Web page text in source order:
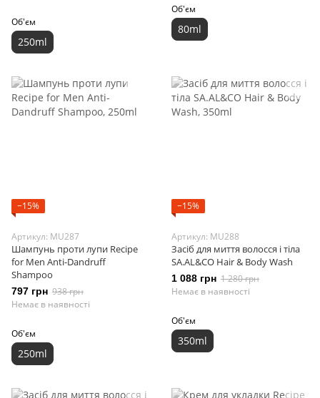
Об'єм
250ml
Об'єм
80ml
−15%
Артикул: MU287
Шампунь проти лупи Recipe
for Men Anti-Dandruff
Shampoo
797 грн 938 грн
Немає в наявності
Об'єм
250ml
−15%
Артикул: MU288
Засіб для миття волосся і тіла
SA.AL&CO Hair & Body Wash
1 088 грн 1 280 грн
Немає в наявності
Об'єм
350ml